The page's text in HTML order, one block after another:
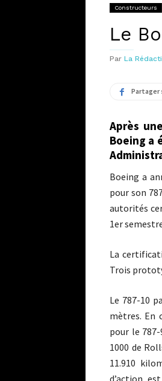
Constructeurs
Le
Par La
Partager
Après
Boeing a
Boeing a
pour son
autorités
1er
La
Trois
Le 787-10
mètres. En
pour le
1000 de
11.910
d’action